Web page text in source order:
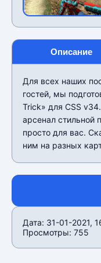
Описание
Для всех наших
гостей, мы
Trick» для CSS
арсенал стильной
просто для вас.
ним на разных
Дата: 31-01-2021,
Просмотры: 755